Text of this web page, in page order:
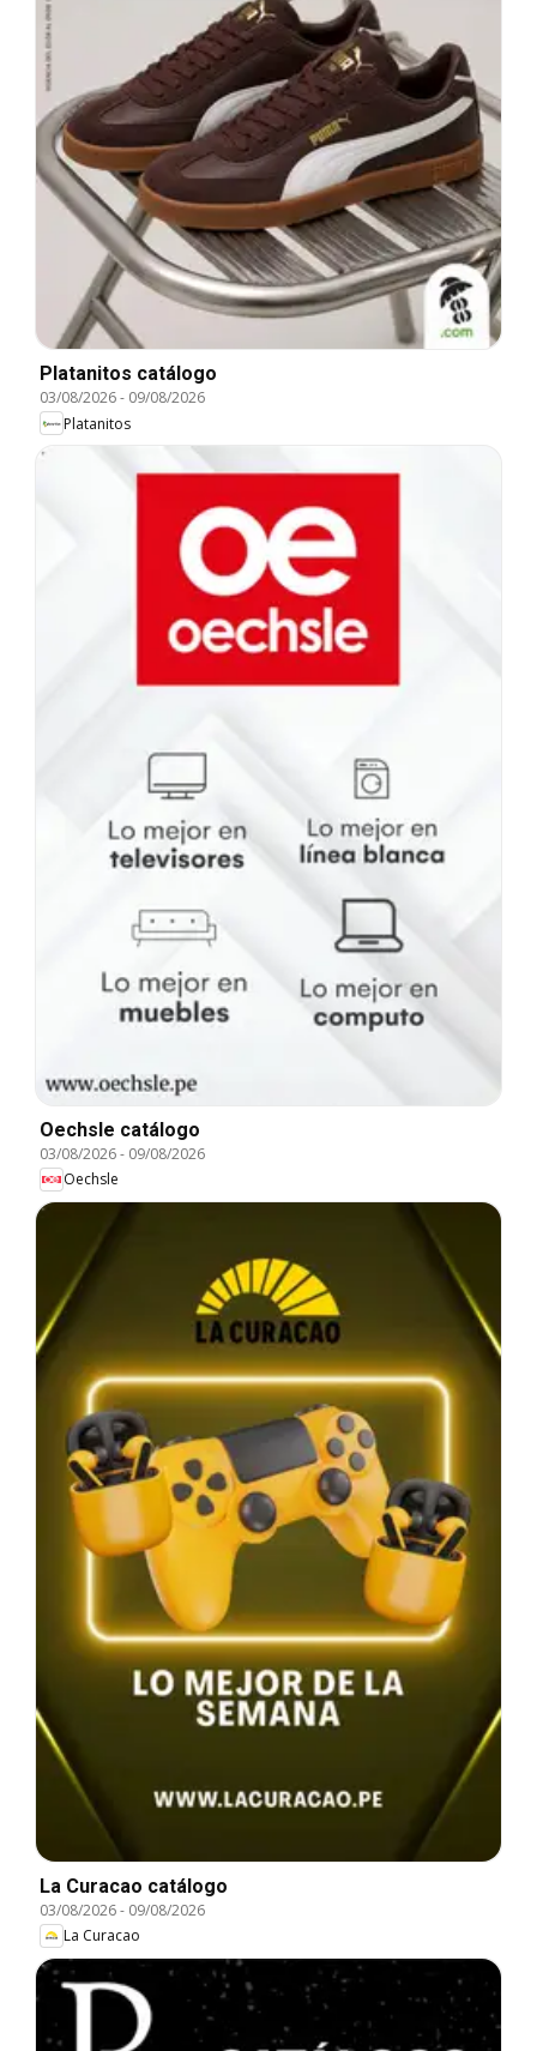
Platanitos catálogo
03/08/2026- 09/08/2026
Platanitos
Oechsle catálogo
03/08/2026- 09/08/2026
Oechsle
La Curacao catálogo
03/08/2026- 09/08/2026
La Curacao